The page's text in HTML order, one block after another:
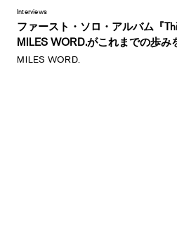
Interviews
ファースト・ソロ・アルバム『
MILES WORD.がこれまでの歩み
MILES WORD.